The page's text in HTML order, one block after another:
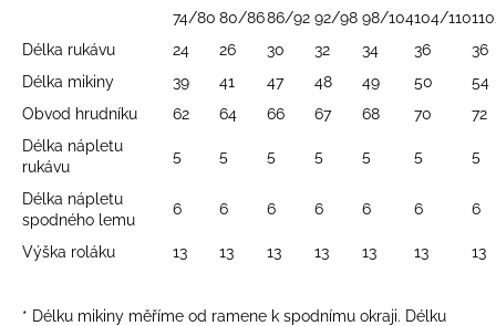
74/80 80/8686/92 92/98 98/104104/110
Délka rukávu
24 26 30 32 34 36
36
Délka mikiny
39 41 47 48 49 50
54
Obvod hrudníku
62 64 66 67 68 70
72
Délka nápletu
rukávu
5 5 5 5 5 5 5
Délka nápletu
spodného lemu
6 6 6 6 6 6 6
Výška roláku 13 13 13 13 13 13 13
* Délku mikiny měříme od ramene k spodnímu okraji. Délku
e
t
e
n
á
j
s
ť
?